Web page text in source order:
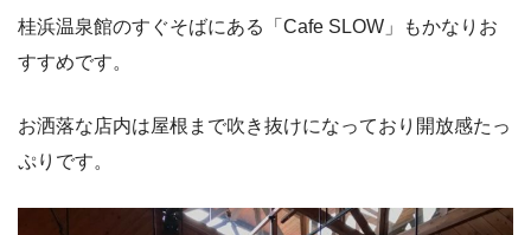
桂浜温泉館のすぐそばにある「Cafe SLOW」もかなりお
すすめです。
お洒落な店内は屋根まで吹き抜けになっており開放感たっ
ぷりです。